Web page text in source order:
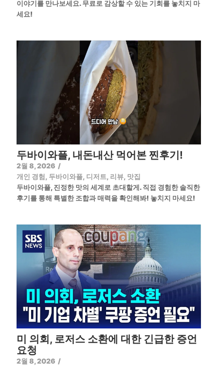
이야기를 만나보세요. 무료로 감상할 수 있는 기회를 놓치지 마
세요!
두바이와플, 내돈내산 먹어본 찐후기!
2월 8, 2026 /
개인 경험, 두바이와플, 디저트, 리뷰, 맛집
두바이와플, 진정한 맛의 세계로 초대할게. 직접 경험한 솔직한
후기를 통해 특별한 조합과 매력을 확인해봐! 놓치지 마세요!
미 의회, 로저스 소환에 대한 긴급한 증언
요청
2월 8, 2026 /